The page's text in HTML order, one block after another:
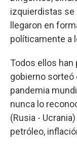
izquierdistas se
llegaron en
políticamente a
Todos ellos han
gobierno sorteó
pandemia
nunca lo
(Rusia -
petróleo,